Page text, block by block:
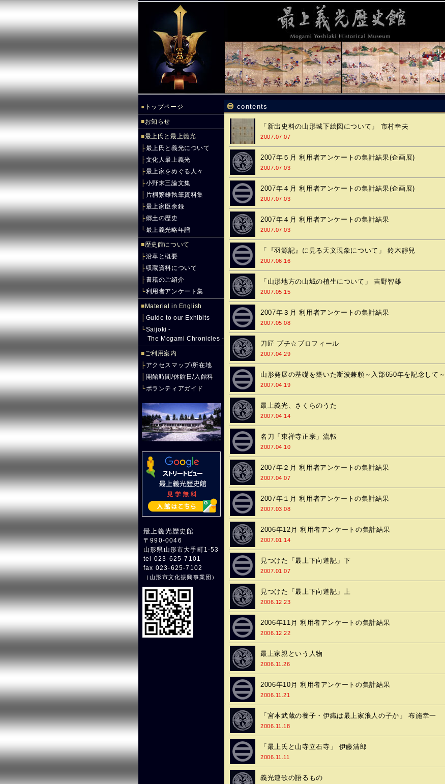
● トップページ
■お知らせ
■最上氏と最上義光
├最上氏と義光について
├文化人最上義光
├最上家をめぐる人々
├小野末三論文集
├ 片桐繁雄執筆資料集
├最上家臣余録
├郷土の歴史
└最上義光略年譜
■歴史館について
├沿革と概要
├収蔵資料について
├書籍のご紹介
└利用者アンケート集
■ Material in English
├Guide to our Exhibits
└Saijoki -
The Mogami Chronicles -
■ご利用案内
├アクセスマップ/所在地
├開館時間/休館日/入館料
└ボランティアガイド
最上義光歴史館
〒990-0046
山形県山形市大手町1-53
tel 023-625-7101
fax 023-625-7102
（山形市文化振興事業団 ）
contents
「新出史料の山形城下絵図について」 市村幸夫
2007.07.07
2007年５月 利用者アンケートの集計結果(企画展)
2007.07.03
2007年４月 利用者アンケートの集計結果(企画展)
2007.07.03
2007年４月 利用者アンケートの集計結果
2007.07.03
「『羽源記』に見る天文現象について」 鈴木靜兒
2007.06.16
「山形地方の山城の植生について」 吉野智雄
2007.05.15
2007年３月 利用者アンケートの集計結果
2007.05.08
刀匠 プチ☆プロフィール
2007.04.29
山形発展の基礎を築いた斯波兼頼～入部650年を記念して～
2007.04.19
最上義光、さくらのうた
2007.04.14
名刀「東禅寺正宗」流転
2007.04.10
2007年２月 利用者アンケートの集計結果
2007.04.07
2007年１月 利用者アンケートの集計結果
2007.03.08
2006年12月 利用者アンケートの集計結果
2007.01.14
見つけた「最上下向道記」下
2007.01.07
見つけた「最上下向道記」上
2006.12.23
2006年11月 利用者アンケートの集計結果
2006.12.22
最上家親という人物
2006.11.26
2006年10月 利用者アンケートの集計結果
2006.11.21
「宮本武蔵の養子・伊織は最上家浪人の子か」 布施幸一
2006.11.18
「最上氏と山寺立石寺」 伊藤清郎
2006.11.11
義光連歌の語るもの